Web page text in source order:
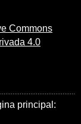
Commons
4.0
principal: